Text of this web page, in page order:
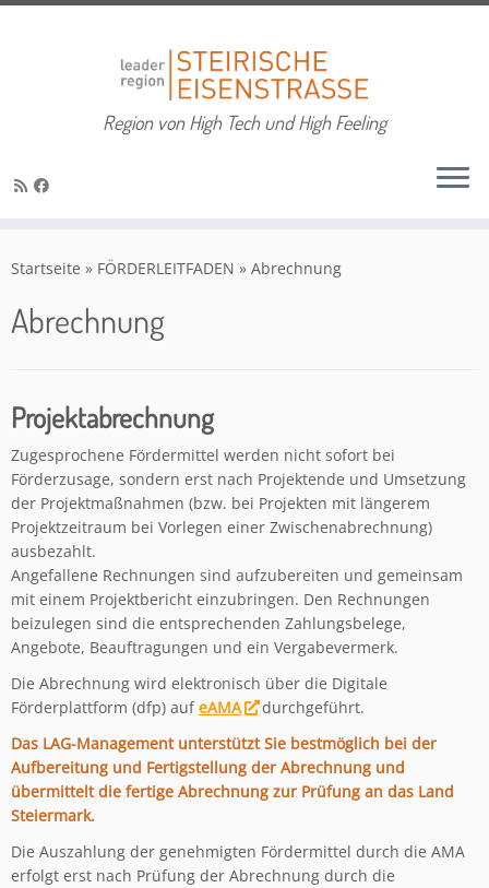
Inhalt
Region von High Tech und High Feeling
Startseite » FÖRDERLEITFADEN » Abrechnung
Abrechnung
Projektabrechnung
Zugesprochene Fördermittel werden nicht sofort bei
Förderzusage, sondern erst nach Projektende und Umsetzung
der Projektmaßnahmen (bzw. bei Projekten mit längerem
Projektzeitraum bei Vorlegen einer Zwischenabrechnung)
ausbezahlt.
Angefallene Rechnungen sind aufzubereiten und gemeinsam
mit einem Projektbericht einzubringen. Den Rechnungen
beizulegen sind die entsprechenden Zahlungsbelege,
Angebote, Beauftragungen und ein Vergabevermerk.
Die Abrechnung wird elektronisch über die Digitale
Förderplattform (dfp) aufeAMA
durchgeführt.
Das LAG-Management unterstützt Sie bestmöglich bei der
Aufbereitung und Fertigstellung der Abrechnung und
übermittelt die fertige Abrechnung zur Prüfung an das Land
Steiermark.
Die Auszahlung der genehmigten Fördermittel durch die AMA
erfolgt erst nach Prüfung der Abrechnung durch die